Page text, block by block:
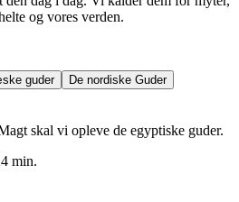
og vores verden.
guder
De nordiske Guder
skal vi opleve de egyptiske guder.
min.